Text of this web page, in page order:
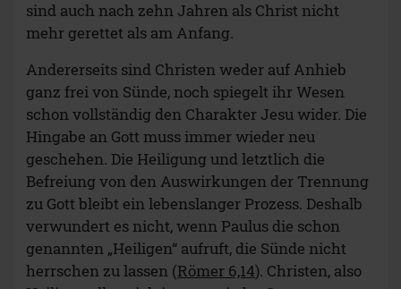
sind auch nach zehn Jahren als Christ nicht
mehr gerettet als am Anfang.
Andererseits sind Christen weder auf Anhieb
ganz frei von Sünde, noch spiegelt ihr Wesen
schon vollständig den Charakter Jesu wider. Die
Hingabe an Gott muss immer wieder neu
geschehen. Die Heiligung und letztlich die
Befreiung von den Auswirkungen der Trennung
zu Gott bleibt ein lebenslanger Prozess. Deshalb
verwundert es nicht, wenn Paulus die schon
genannten „Heiligen“ aufruft, die Sünde nicht
herrschen zu lassen (Römer 6,14). Christen, also